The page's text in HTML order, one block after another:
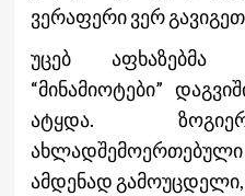
ვერაფერი ვერ
უცებ აფხაზებმა
“მინამიოტები”
ატყდა.
ამდენად გამოუცდელი,